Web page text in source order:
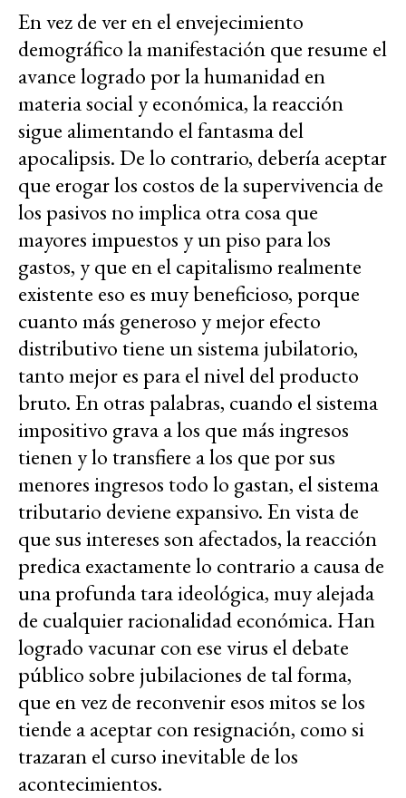
En vez de ver en el envejecimiento
demográfico la manifestación que resume el
avance logrado por la humanidad en
materia social y económica, la reacción
sigue alimentando el fantasma del
apocalipsis. De lo contrario, debería aceptar
que erogar los costos de la supervivencia de
los pasivos no implica otra cosa que
mayores impuestos y un piso para los
gastos, y que en el capitalismo realmente
existente eso es muy beneficioso, porque
cuanto más generoso y mejor efecto
distributivo tiene un sistema jubilatorio,
tanto mejor es para el nivel del producto
bruto. En otras palabras, cuando el sistema
impositivo grava a los que más ingresos
tienen y lo transfiere a los que por sus
menores ingresos todo lo gastan, el sistema
tributario deviene expansivo. En vista de
que sus intereses son afectados, la reacción
predica exactamente lo contrario a causa de
una profunda tara ideológica, muy alejada
de cualquier racionalidad económica. Han
logrado vacunar con ese virus el debate
público sobre jubilaciones de tal forma,
que en vez de reconvenir esos mitos se los
tiende a aceptar con resignación, como si
trazaran el curso inevitable de los
acontecimientos.